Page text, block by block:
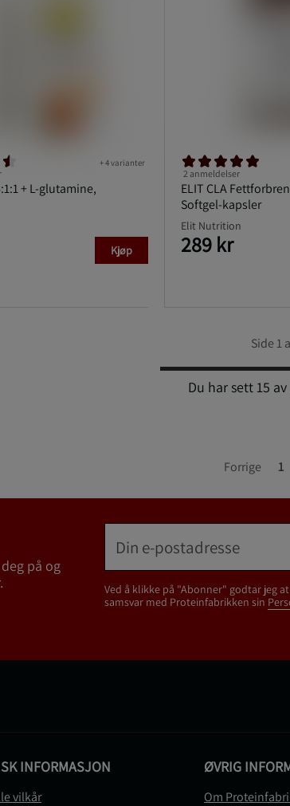
+ L-glutamine,
+ 4 varianter
Kjøp
ELIT CLA
Softgel-kapsler
2 anmeldelser
Elit Nutrition
289 kr
Side 1
Du har sett 15
Forrige 1
på og
Ved å klikke på "Abonner" godtar jeg
samsvar med Proteinfabrikken sin
INFORMASJON
vilkår
ØVRIG
Om